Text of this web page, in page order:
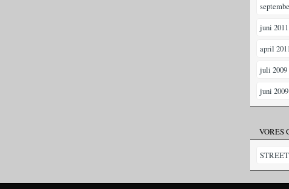
juni 2011
april
juli 2009
juni 2009
VORES